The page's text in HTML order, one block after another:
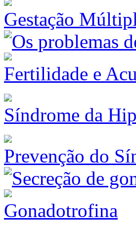
Gestação
Fertilidade e
Síndrome da
Prevenção do
Gonadotrofina